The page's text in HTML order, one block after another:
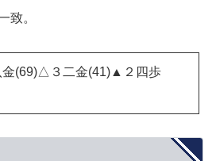
致。
(69)△３二金(41)▲２四歩